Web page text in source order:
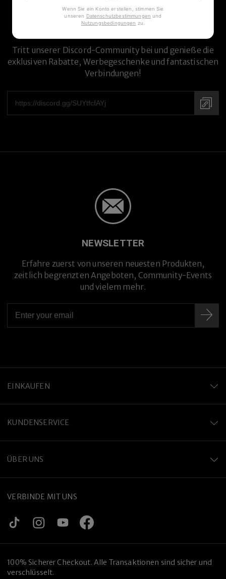
DISCORD-COMMUNITY
Tritt unserer Discord-Community bei und genieße die
exklusiven Rabatte, Werbegeschenke und fantastischen
Verbindungen!
NEWSLETTER
Erfahre zuerst von unseren neuesten Produkten,
zeitlich begrenzten Angeboten, Community-Events
und vielem mehr.
EINKAUFEN
KUNDENSERVICE
ÜBER UNS
VERBINDE MIT UNS
100% Sicherer Checkout. Alle Transaktionen sind sicher und
verschlüsselt.
Wenn Sie ein Konto erstellen, stimmen Sie
unseren Datenschutzbestimmungen und
Nutzungsbedingungen zu.